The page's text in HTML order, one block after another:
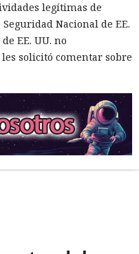
legítimas de
Nacional de EE.
EE. UU. no
solicitó comentar sobre